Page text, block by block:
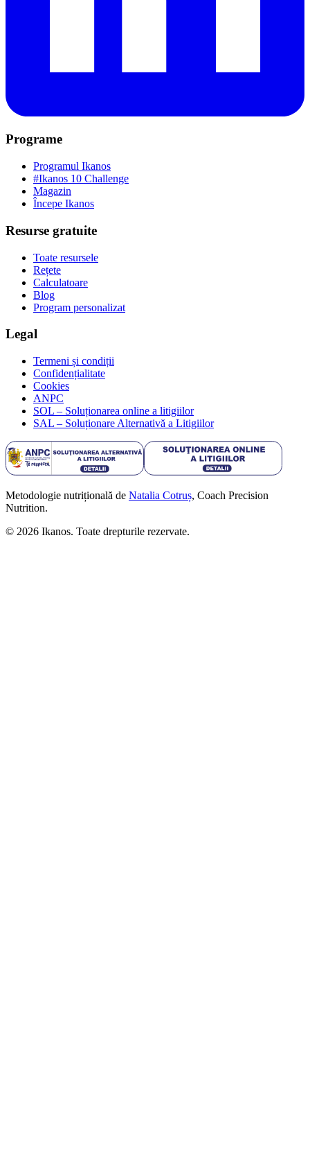
Programe
Programul Ikanos
#Ikanos 10 Challenge
Magazin
Începe Ikanos
Resurse gratuite
Toate resursele
Rețete
Calculatoare
Blog
Program personalizat
Legal
Termeni și condiții
Confidențialitate
Cookies
ANPC
SOL – Soluționarea online a litigiilor
SAL – Soluționare Alternativă a Litigiilor
Metodologie nutrițională de Natalia Cotruș, Coach Precision
Nutrition.
© 2026 Ikanos. Toate drepturile rezervate.